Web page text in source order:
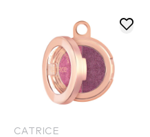
CATRICE